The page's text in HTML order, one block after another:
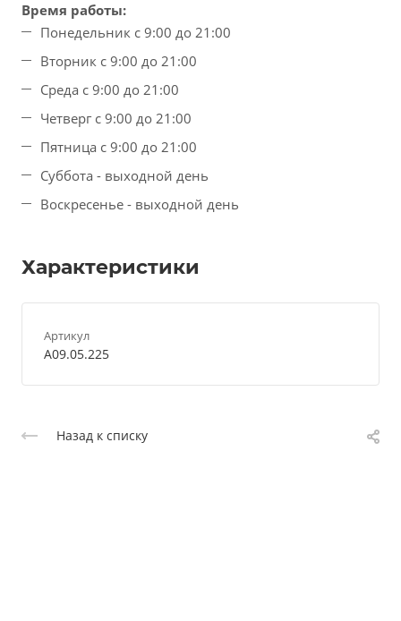
Время работы:
Понедельник с 9:00 до 21:00
Вторник с 9:00 до 21:00
Среда с 9:00 до 21:00
Четверг с 9:00 до 21:00
Пятница с 9:00 до 21:00
Суббота - выходной день
Воскресенье - выходной день
Характеристики
Артикул
A09.05.225
Назад к списку